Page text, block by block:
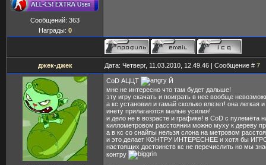
Сообщений: 363
Награды: 0
джек-джек Дата: Четверг, 11.03.2010, 12.49.46 | Сообщение # 7
CoD АЦЦТ
Й
мне не интересно что там будет дальше!
эту игру скачать и поиграть в нее вообще
а кс установил и гамай сколько влезет! она легкая
инету прилагаются малые усилия!
и дело не в возрасте и графике! в CoD с пулемёта
киллометровом расстоянии можно муху к дереву
а в кс со снайпы нельзя слона на метровом
и это делает КОНТРУ ИНТЕРЕСНЕЕ и хотя бы
настоящих достоинств кс не перечислить но мы
контру